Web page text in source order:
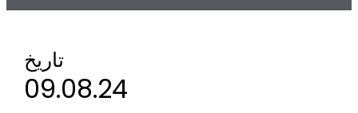
تاريخ
09.08.24